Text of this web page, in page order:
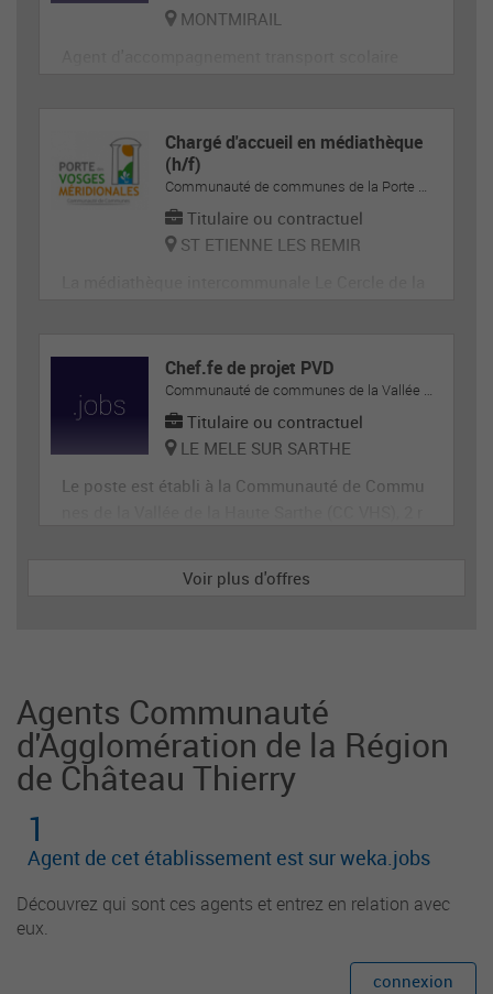
MONTMIRAIL
Chargé d'accueil en médiathèque
(h/f)
Communauté de communes de la Porte des Vosges Méridionales
Titulaire ou contractuel
ST ETIENNE LES REMIR
d'accueil polyvalent ; Accueil, Espace adolescen
t et autres espaces
Chef.fe de projet PVD
Communauté de communes de la Vallée de la Haute-Sarthe
Titulaire ou contractuel
LE MELE SUR SARTHE
Le poste est établi à la Communauté de Commu
Voir plus d'offres
Agents Communauté
d'Agglomération de la Région
de Château Thierry
1
Agent de cet établissement est sur weka.jobs
Découvrez qui sont ces agents et entrez en relation avec
eux.
connexion